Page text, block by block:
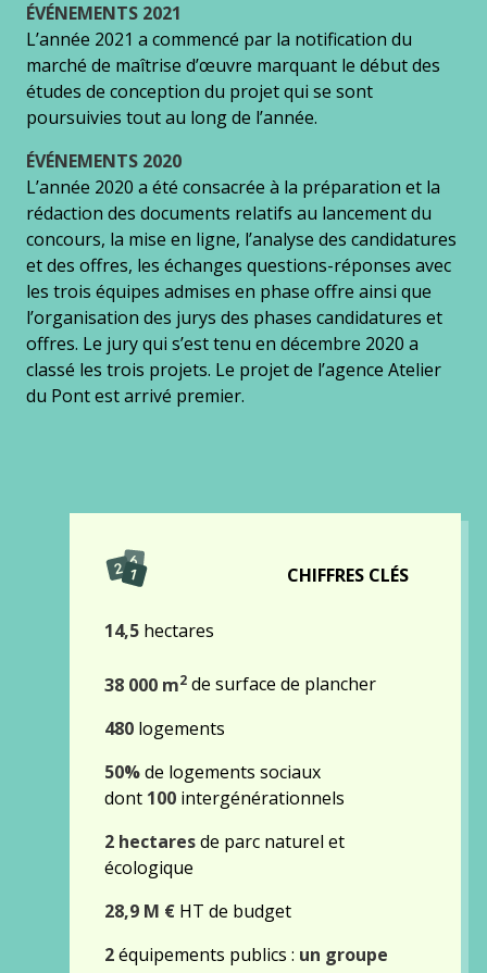
ÉVÉNEMENTS 2021
L’année 2021 a commencé par la notification du
marché de maîtrise d’œuvre marquant le début des
études de conception du projet qui se sont
poursuivies tout au long de l’année.
ÉVÉNEMENTS 2020
L’année 2020 a été consacrée à la préparation et la
rédaction des documents relatifs au lancement du
concours, la mise en ligne, l’analyse des candidatures
et des offres, les échanges questions-réponses avec
les trois équipes admises en phase offre ainsi que
l’organisation des jurys des phases candidatures et
offres. Le jury qui s’est tenu en décembre 2020 a
classé les trois projets. Le projet de l’agence Atelier
du Pont est arrivé premier.
CHIFFRES CLÉS
14,5 hectares
38 000 m2 de surface de plancher
480 logements
50%de logements sociaux
dont 100 intergénérationnels
2 hectaresde parc naturel et
écologique
28,9 M € HT de budget
2équipements publics : un groupe